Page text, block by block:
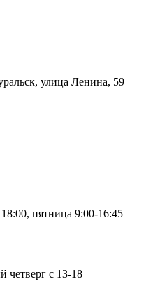
улица Ленина, 59
пятница 9:00-16:45
четверг с 13-18